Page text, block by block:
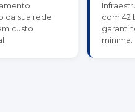
da sua rede
custo
com 42
mínima.